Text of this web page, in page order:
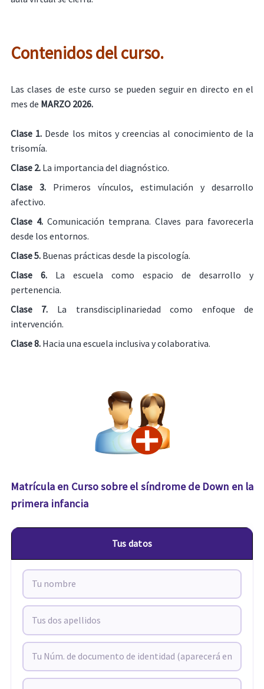
Contenidos del curso.
Las clases de este curso se pueden seguir en directo en el
mes de MARZO2026.
Clase 1. Desde los mitos y creencias al conocimiento de la
trisomía.
Clase 2. La importancia del diagnóstico.
Clase 3. Primeros vínculos, estimulación y desarrollo
afectivo.
Clase 4.Comunicación temprana. Claves para favorecerla
desde los entornos.
Clase 5.Buenas prácticas desde la piscología.
Clase 6. La escuela como espacio de desarrollo y
pertenencia.
Clase 7. La transdisciplinariedad como enfoque de
intervención.
Clase 8. Hacia una escuela inclusiva y colaborativa.
Matrícula en Curso sobre el síndrome de Down en la
primera infancia
Tus datos